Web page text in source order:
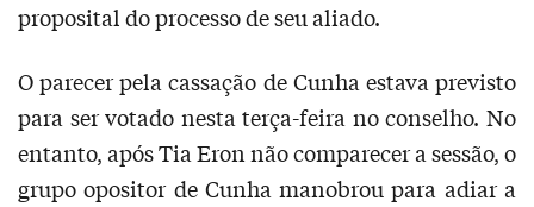
proposital do processo de seu aliado.
O parecer pela cassação de Cunha estava previsto
para ser votado nesta terça-feira no conselho. No
entanto, após Tia Eron não comparecer a sessão, o
grupo opositor de Cunha manobrou para adiar a